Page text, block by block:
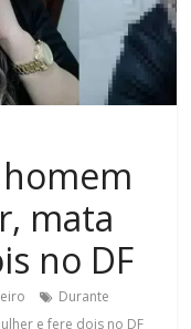
mata
no DF
Durante
e fere dois no DF